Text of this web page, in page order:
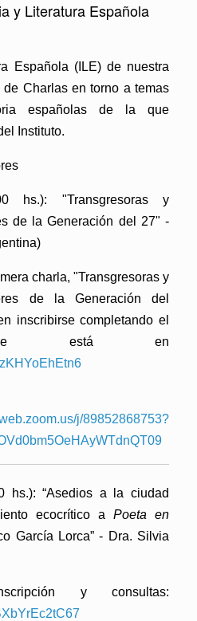
y Literatura Española
Española (ILE) de nuestra
de Charlas en torno a temas
españolas de la que
Instituto.
hs.): "Transgresoras y
de la Generación del 27" -
charla, "Transgresoras y
de la Generación del
inscribirse completando el
que está en
j/89852868753?
hs.): “Asedios a la ciudad
ecocrítico a Poeta en
García Lorca”- Dra. Silvia
y consultas: